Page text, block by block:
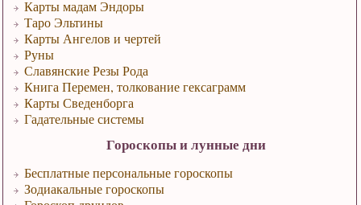
Карты мадам Эндоры
Таро Эльтины
Карты Ангелов и чертей
Руны
Славянские Резы Рода
Книга Перемен, толкование гексаграмм
Карты Сведенборга
Гадательные системы
Гороскопы и лунные дни
Бесплатные персональные гороскопы
Зодиакальные гороскопы